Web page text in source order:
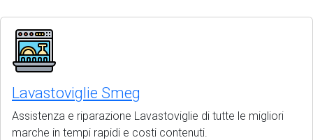
Lavastoviglie Smeg
Assistenza e riparazione Lavastoviglie di tutte le migliori
marche in tempi rapidi e costi contenuti.